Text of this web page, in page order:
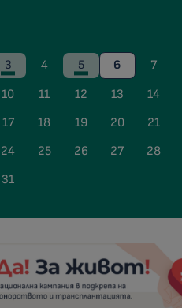
3
4 5 6 7
10
11 12 13 14
17
18 19 20 21
24
25 26 27 28
31